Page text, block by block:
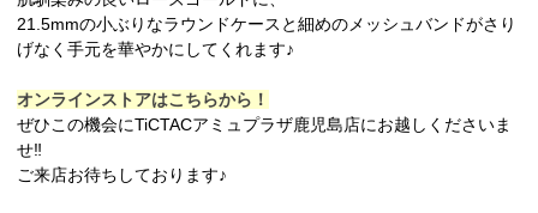
21.5mmの小ぶりなラウンドケースと細めのメッシュバンドがさり
げなく手元を華やかにしてくれます♪
オンラインストアはこちらから！
ぜひこの機会にTiCTACアミュプラザ鹿児島店にお越しくださいま
せ‼︎
ご来店お待ちしております♪